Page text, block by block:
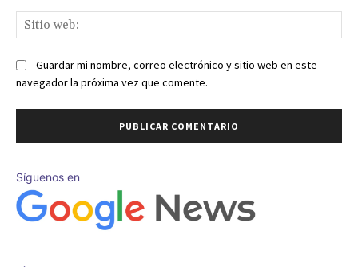
Guardar mi nombre, correo electrónico y sitio web en este
navegador la próxima vez que comente.
Síguenos en